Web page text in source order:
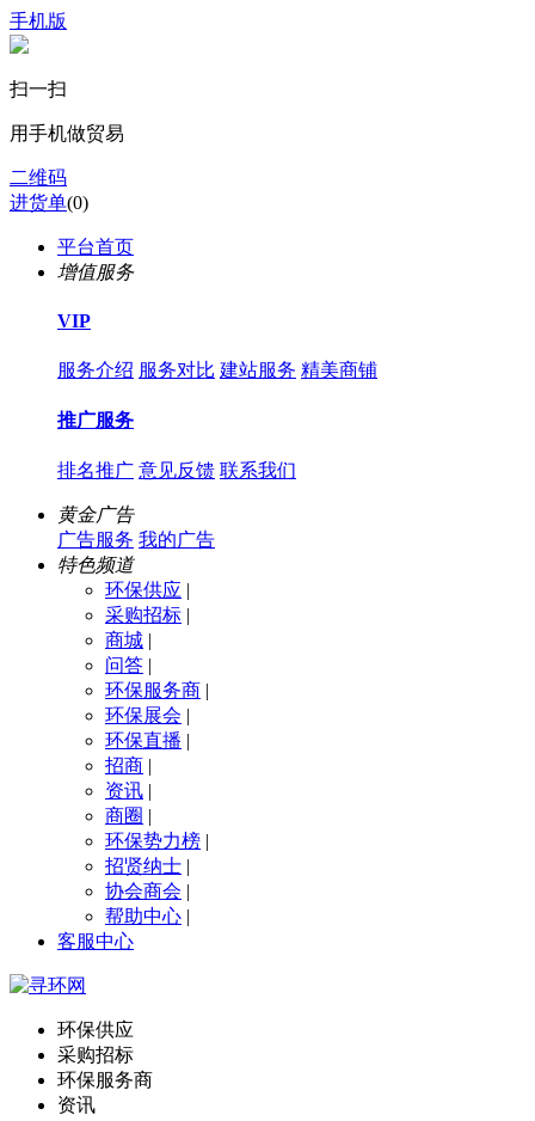
手机版
扫一扫
用手机做贸易
二维码
进货单(0)
平台首页
增值服务
VIP
服务介绍 服务对比 建站服务 精美商铺
推广服务
排名推广 意见反馈 联系我们
黄金广告
广告服务 我的广告
特色频道
环保供应 |
采购招标 |
商城 |
问答 |
环保服务商 |
环保展会 |
环保直播 |
招商 |
资讯 |
商圈 |
环保势力榜 |
招贤纳士 |
协会商会 |
帮助中心 |
客服中心
环保供应
采购招标
环保服务商
资讯